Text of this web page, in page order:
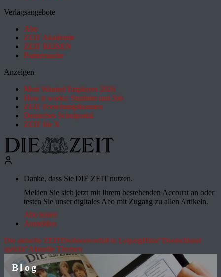
Verlagsangebote
Abo
ZEIT Akademie
ZEIT REISEN
Partnersuche
Anzeigen
Most Wanted Employer 2026
How it works: Studium und Job
ZEIT Forschungskosmos
Deutsches Schulportal
ZEIT für X
Danke, dass Sie DIE ZEIT nutzen.
Melden Sie sich jetzt mit Ihrem bestehenden Account an oder
testen Sie unser digitales Abo mit Zugang zu allen Artikeln.
Abo testen
Anmelden
Die aktuelle ZEITDrohnenvorfall in LeipzigHitze"Deutschland
spricht"Aktuelle Themen
Blog